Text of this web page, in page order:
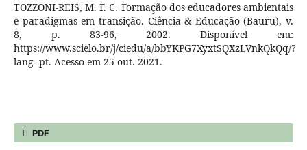
TOZZONI-REIS, M. F. C. Formação dos educadores ambientais
e paradigmas em transição. Ciência & Educação (Bauru), v.
8, p. 83-96, 2002. Disponível em:
https://www.scielo.br/j/ciedu/a/bbYKPG7XyxtSQXzLVnkQkQq/?
lang=pt. Acesso em 25 out. 2021.
PDF